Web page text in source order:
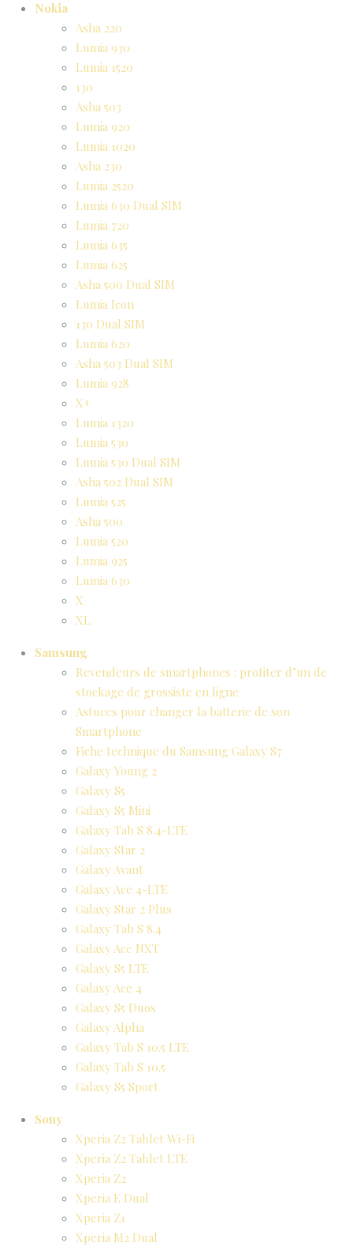
Nokia
Asha 220
Lumia 930
Lumia 1520
130
Asha 503
Lumia 920
Lumia 1020
Asha 230
Lumia 2520
Lumia 630 Dual SIM
Lumia 720
Lumia 635
Lumia 625
Asha 500 Dual SIM
Lumia Icon
130 Dual SIM
Lumia 620
Asha 503 Dual SIM
Lumia 928
X+
Lumia 1320
Lumia 530
Lumia 530 Dual SIM
Asha 502 Dual SIM
Lumia 525
Asha 500
Lumia 520
Lumia 925
Lumia 630
X
XL
Samsung
Revendeurs de smartphones : profiter d’un de
stockage de grossiste en ligne
Astuces pour changer la batterie de son
Smartphone
Fiche technique du Samsung Galaxy S7
Galaxy Young 2
Galaxy S5
Galaxy S5 Mini
Galaxy Tab S 8.4-LTE
Galaxy Star 2
Galaxy Avant
Galaxy Ace 4-LTE
Galaxy Star 2 Plus
Galaxy Tab S 8.4
Galaxy Ace NXT
Galaxy S5 LTE
Galaxy Ace 4
Galaxy S5 Duos
Galaxy Alpha
Galaxy Tab S 10.5 LTE
Galaxy Tab S 10.5
Galaxy S5 Sport
Sony
Xperia Z2 Tablet Wi-Fi
Xperia Z2 Tablet LTE
Xperia Z2
Xperia E Dual
Xperia Z1
Xperia M2 Dual